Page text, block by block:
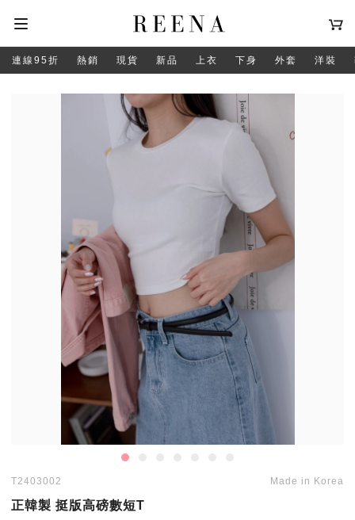
連線95折 熱銷 現貨 新品 上衣 下身 外套 洋裝
T2403002 Made in Korea
正韓製 挺版高磅數短T